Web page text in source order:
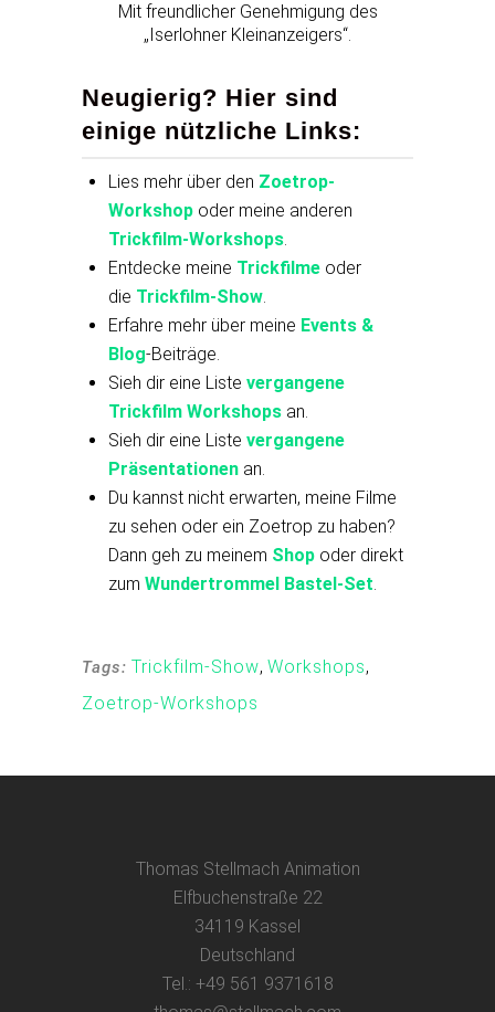
Mit freundlicher Genehmigung des
„Iserlohner Kleinanzeigers“.
Neugierig? Hier sind
einige nützliche Links:
Lies mehr über den Zoetrop-
Workshop oder meine anderen
Trickfilm-Workshops.
Entdecke meine Trickfilme oder
die Trickfilm-Show.
Erfahre mehr über meine Events &
Blog-Beiträge.
Sieh dir eine Liste vergangene
Trickfilm Workshops an.
Sieh dir eine Liste vergangene
Präsentationen an.
Du kannst nicht erwarten, meine Filme
zu sehen oder ein Zoetrop zu haben?
Dann geh zu meinem Shop oder direkt
zum Wundertrommel Bastel-Set.
Tags: Trickfilm-Show, Workshops,
Zoetrop-Workshops
Thomas Stellmach Animation
Elfbuchenstraße 22
34119 Kassel
Deutschland
Tel.: +49 561 9371618